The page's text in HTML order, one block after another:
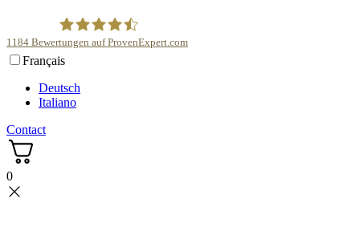
1184 Bewertungen auf ProvenExpert.com
Français
Deutsch
Italiano
Contact
0